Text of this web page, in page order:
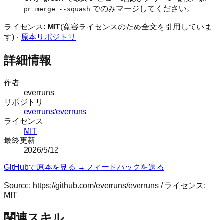
pr merge --squash でのみマージしてください。
ライセンス: MIT(寛容ライセンスのため全文を引用していま
す) · 原本リポジトリ
詳細情報
作者
everruns
リポジトリ
everruns/everruns
ライセンス
MIT
最終更新
2026/5/12
GitHubで原本を見る → フィードバックを送る
Source: https://github.com/everruns/everruns / ライセンス:
MIT
関連スキル